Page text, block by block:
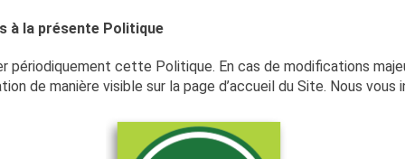
à la présente Politique
périodiquement cette Politique. En cas de modifications
de manière visible sur la page d’accueil du Site. Nous